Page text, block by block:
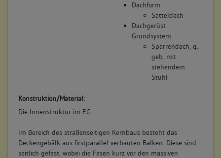
Dachform
Satteldach
Dachgerüst
Grundsystem
Sparrendach, q.
geb. mit
stehendem
Stuhl
Konstruktion/Material:
Die Innenstruktur im EG
Im Bereich des straßenseitigen Kernbaus besteht das
Deckengebälk aus firstparallel verbauten Balken. Diese sind
seitlich gefast, wobei die Fasen kurz vor den massiven